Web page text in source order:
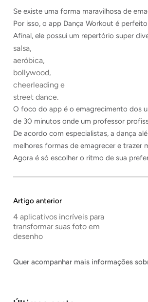
Se existe uma forma maravilhosa de
Por isso, o app Dança Workout é
Afinal, ele possui um repertório super
salsa,
aeróbica,
bollywood,
cheerleading e
street dance.
O foco do app é o emagrecimento dos
de 30 minutos onde um professor
De acordo com especialistas, a dança
melhores formas de emagrecer e trazer
Agora é só escolher o ritmo de sua
Artigo anterior
4 aplicativos incríveis para
transformar suas foto em
desenho
Quer acompanhar mais informações